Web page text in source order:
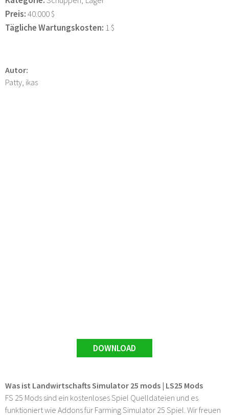
Preis:40.000 $
Tägliche Wartungskosten: 1 $
Autor:
Patty, ikas
DOWNLOAD
Was ist Landwirtschafts Simulator 25 mods | LS25 Mods
FS 25 Mods sind ein kostenloses Spiel Quelldateien und es
funktioniert wie Addons für Farming Simulator 25 Spiel. Wir freuen